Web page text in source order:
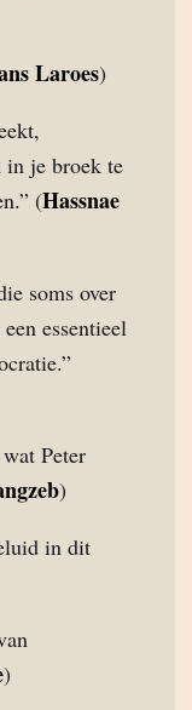
Laroes)
je broek te
(Hassnae
soms over
essentieel
Peter
)
in dit
)